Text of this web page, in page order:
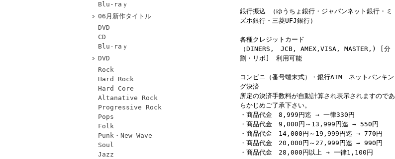
Blu-raｙ
06月新作タイトル
DVD
CD
Blu-raｙ
DVD
Rock
Hard Rock
Hard Core
Altanative Rock
Progressive Rock
Pops
Folk
Punk・New Wave
Soul
Jazz
銀行振込 （ゆうちょ銀行・ジャパンネット銀行・ミ
ズホ銀行・三菱UFJ銀行）
各種クレジットカード
（DINERS, JCB, AMEX,VISA, MASTER,) [分
割・リボ] 利用可能
コンビニ（番号端末式）・銀行ATM ネットバンキン
グ決済
所定の決済手数料が自動計算され表示されますのであ
らかじめご了承下さい。
・商品代金 8,999円迄 → 一律330円
・商品代金 9,000円～13,999円迄 → 550円
・商品代金 14,000円～19,999円迄 → 770円
・商品代金 20,000円～27,999円迄 → 990円
・商品代金 28,000円以上 → 一律1,100円